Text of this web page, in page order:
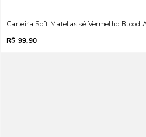
Carteira Soft Matelassê Vermelho Blood
R$ 99,90